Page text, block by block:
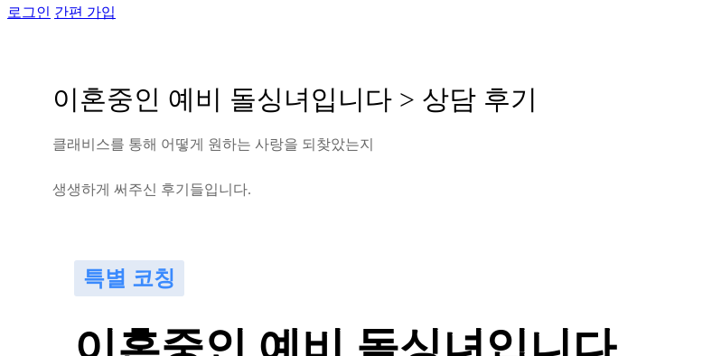
로그인 간편 가입
이혼중인 예비 돌싱 녀입 니다 > 상담 후기
클래 비 스를 통해 어 떻게 원하는 사랑을 되 찾았는지
생생하게 써 주신 후기 들입니 다.
특별 코칭